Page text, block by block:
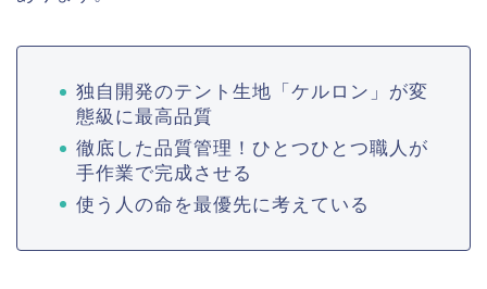
独自開発のテント生地「ケルロン」が変
態級に最高品質
徹底した品質管理！ひとつひとつ職人が
手作業で完成させる
使う人の命を最優先に考えている